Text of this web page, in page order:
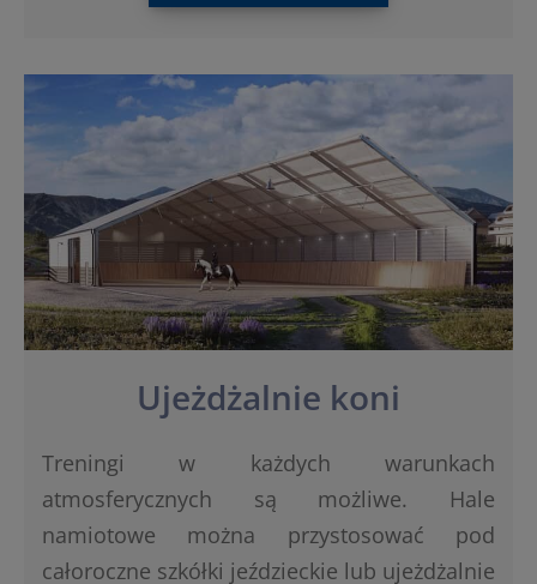
Ujeżdżalnie koni
Treningi w każdych warunkach
atmosferycznych są możliwe. Hale
namiotowe można przystosować pod
całoroczne szkółki jeździeckie lub ujeżdżalnie